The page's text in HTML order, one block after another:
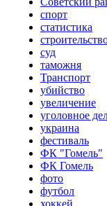
спорт
статистика
суд
таможня
Транспорт
убийство
увеличение
уголовное
украина
фестиваль
ФК "Гомель"
ФК Гомель
фото
футбол